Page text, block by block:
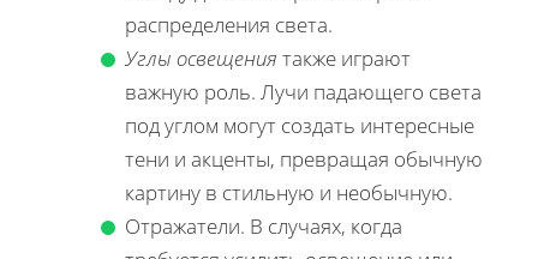
распределения света.
Углы освещения также играют
важную роль. Лучи падающего света
под углом могут создать интересные
тени и акценты, превращая обычную
картину в стильную и необычную.
Отражатели. В случаях, когда